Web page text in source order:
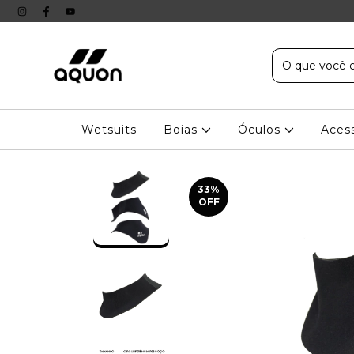
Wetsuits Boias Óculos
33%
OFF